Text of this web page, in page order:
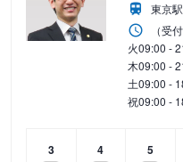
東京駅
（受
火09:00 -
木09:00 -
土09:00 -
祝09:00 -
3
4
5